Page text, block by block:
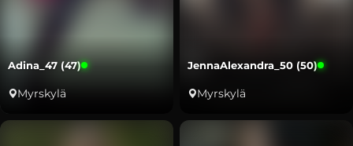
Adina_47 (47)
Myrskylä
JennaAlexandra_50 (50)
Myrskylä